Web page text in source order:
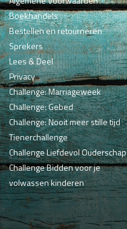
Boekhandels
Bestellen en retourneren
Sprekers
Lees & Deel
Privacy
Challenge: Marriageweek
Challenge: Gebed
Challenge: Nooit meer stille tijd
Tienerchallenge
Challenge Liefdevol Ouderschap
Challenge Bidden voor je
volwassen kinderen